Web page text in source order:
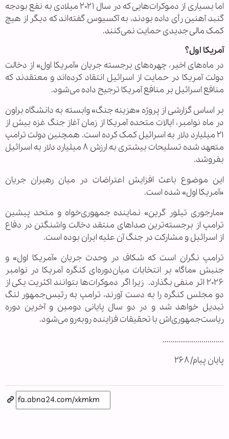
اما بسیاری از دموکرات‌هایی که در سال ۲۰۲۱ میلادی به نفع بودجه
گنبد آهنین رأی داده بودند، به آکسیوس گفته‌اند که دیگر از هیچ
کمک مالی جدیدی حمایت نمی‌کنند.
آمریکا اول؟
در ماه‌های اخیر، چهره‌های برجسته جریان «آمریکا اول» از دخالت
دولت آمریکا در حمایت از اسرائیل انتقاد کرده‌اند و معتقدند که
منافع اسرائیل بر منافع آمریکا ترجیح داده می‌شود.
بر اساس گزارشی از پروژه «هزینه جنگ» وابسته به دانشگاه براون
در ماه نوامبر، ایالات متحده آمریکا از زمان آغاز جنگ غزه بیش از
۲۱ میلیارد دلار به اسرائیل کمک کرده است. همچنین دولت ترامپ
متعهد شده تسلیحات بیشتری به ارزش ۸ میلیارد دلار به اسرائیل
بفروشد.
این موضوع باعث افزایش اعتراضات در میان رهبران جریان
«آمریکا اول» شده است.
«مارجوری تیلور گرین» نماینده جمهوری‌خواه و متحد پیشین
ترامپ از برجسته‌ترین صداهای منتقد دخالت واشنگتن در دفاع
از اسرائیل و مشارکت در جنگ آن علیه ایران بوده است.
ترامپ نگران است که شکاف در وحدت جریان «آمریکا اول» و
جنبش «ماگا» بر انتخابات میان‌دوره‌ای کنگره آمریکا در نوامبر
۲۰۲۶ اثر منفی بگذارد. زیرا اگر دموکرات‌ها بتوانند اکثریت یکی از
دو مجلس کنگره را به دست آورند، ترامپ به رئیس‌جمهور لنگ
تبدیل خواهد شد و در دو سال پایانی دومین و آخرین دوره
ریاست‌جمهوری‌اش با تحقیقات فزاینده روبه‌رو می‌شود.
..............................
پایان پیام/ ۲۶۸